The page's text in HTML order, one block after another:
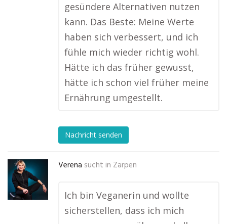
gesündere Alternativen nutzen
kann. Das Beste: Meine Werte
haben sich verbessert, und ich
fühle mich wieder richtig wohl.
Hätte ich das früher gewusst,
hätte ich schon viel früher meine
Ernährung umgestellt.
Nachricht senden
Verena sucht in Zarpen
Ich bin Veganerin und wollte
sicherstellen, dass ich mich